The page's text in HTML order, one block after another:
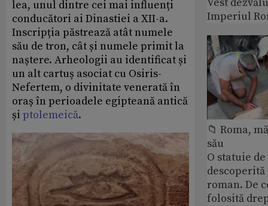
lea, unul dintre cei mai influenți
conducători ai Dinastiei a XII-a.
Inscripția păstrează atât numele
său de tron, cât și numele primit la
naștere. Arheologii au identificat și
un alt cartuș asociat cu Osiris-
Nefertem, o divinitate venerată în
oraș în perioadele egipteană antică
și ptolemeică.
Imperiul
📁 Roma,
său
O statuie
roman. De
folosită